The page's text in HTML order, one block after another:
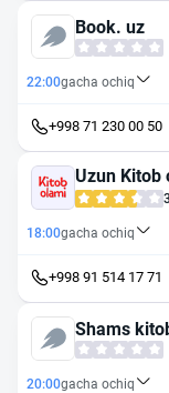
Book. uz
22:00gacha ochiq
+998 71 230 00 50
Uzun Kitob
18:00gacha ochiq
+998 91 514 17 71
Shams
20:00gacha ochiq